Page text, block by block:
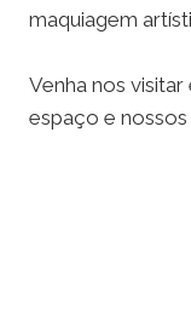
maquiagem
Venha nos
espaço e